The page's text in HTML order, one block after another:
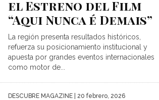
el Estreno del Film
“Aqui Nunca é Demais”
La región presenta resultados históricos,
refuerza su posicionamiento institucional y
apuesta por grandes eventos internacionales
como motor de...
DESCUBRE MAGAZINE | 20 febrero, 2026